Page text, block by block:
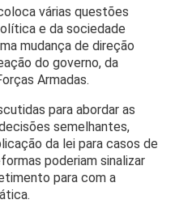
várias questões
e da sociedade
mudança de direção
do governo, da
Armadas.
para abordar as
semelhantes,
da lei para casos de
poderiam sinalizar
para com a